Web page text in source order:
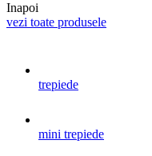
Inapoi
vezi toate produsele
trepiede
mini trepiede